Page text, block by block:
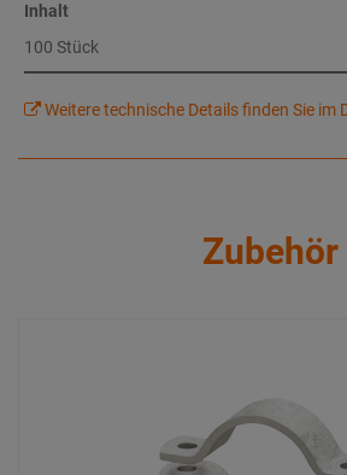
Inhalt
100 Stück
Weitere technische Details finden Sie im
Zubehör